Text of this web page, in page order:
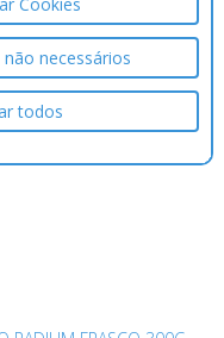
URANIO
necessários
todos